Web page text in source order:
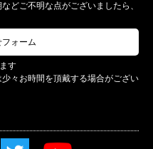
どご不明な点がございましたら、
ォーム
す
々お時間を頂戴する場合がござい